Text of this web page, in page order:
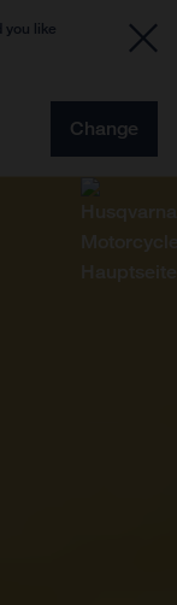
you like
Change